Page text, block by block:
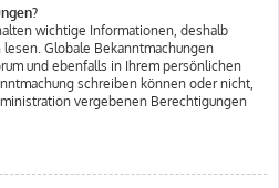
wichtige Informationen, deshalb
Globale Bekanntmachungen
und ebenfalls in Ihrem persönlichen
schreiben können oder nicht,
vergebenen Berechtigungen